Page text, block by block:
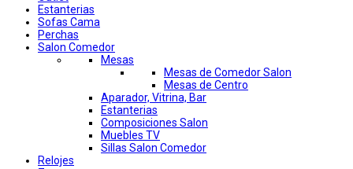
Estanterias
Sofas Cama
Perchas
Salon Comedor
Mesas
Mesas de Comedor Salon
Mesas de Centro
Aparador, Vitrina, Bar
Estanterias
Composiciones Salon
Muebles TV
Sillas Salon Comedor
Relojes